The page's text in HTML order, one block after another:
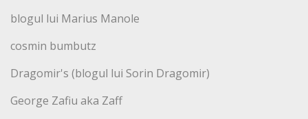
blogul lui Marius Manole
cosmin bumbutz
Dragomir's (blogul lui Sorin Dragomir)
George Zafiu aka Zaff